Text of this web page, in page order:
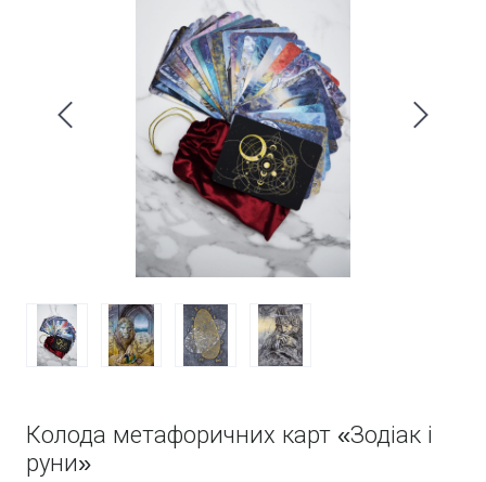
Колода метафоричних карт «Зодіак і
руни»